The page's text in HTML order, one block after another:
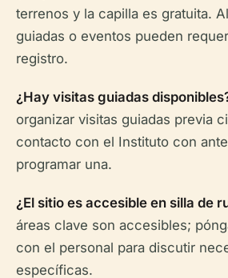
terrenos y la capilla es gratuita.
guiadas o eventos pueden
registro.
¿Hay visitas guiadas
organizar visitas guiadas previa
contacto con el Instituto con
programar una.
¿El sitio es accesible en silla de
áreas clave son accesibles;
con el personal para discutir
específicas.